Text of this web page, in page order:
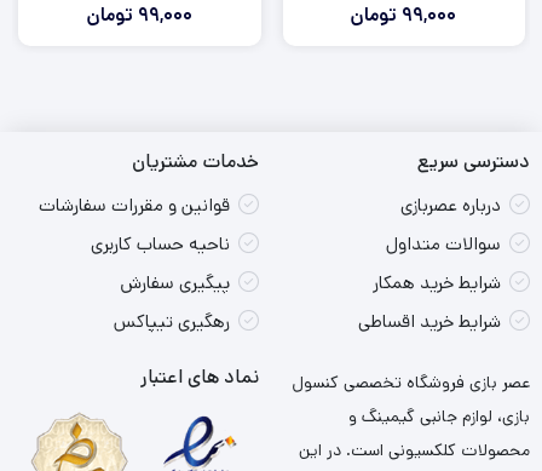
99,000 تومان 99,000 تومان
دسترسی سریع
درباره عصربازی
سوالات متداول
شرایط خرید همکار
شرایط خرید اقساطی
خدمات مشتریان
قوانین و مقررات سفارشات
ناحیه حساب کاربری
پیگیری سفارش
رهگیری تیپاکس
عصر بازی فروشگاه تخصصی کنسول
بازی، لوازم جانبی گیمینگ و
محصولات کلکسیونی است. در این
نماد های اعتبار